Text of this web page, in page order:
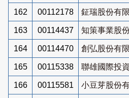
162 00112178 鉦瑞股份有
163 00114437 知策事業股
164 00114470 創弘股份有
165 00115338 聯雄國際投
166 00115581 小豆芽股份